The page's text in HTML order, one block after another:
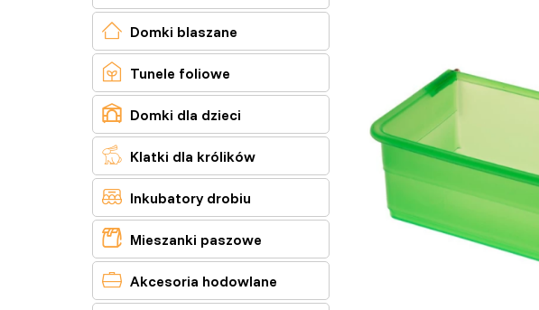
 Domki blaszane
 Tunele foliowe
 Domki dla dzieci
 Klatki dla królików
 Inkubatory drobiu
 Mieszanki paszowe
 Akcesoria hodowlane